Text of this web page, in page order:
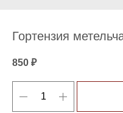
Гортензия
850 ₽